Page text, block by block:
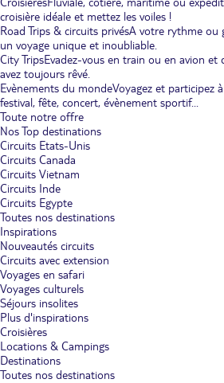
croisière idéale et mettez les voiles !
Road Trips & circuits privésA votre rythme ou
un voyage unique et inoubliable.
City TripsEvadez-vous en train ou en avion et
avez toujours rêvé.
Evènements du mondeVoyagez et participez
festival, fête, concert, évènement sportif...
Toute notre offre
Nos Top destinations
Circuits Etats-Unis
Circuits Canada
Circuits Vietnam
Circuits Inde
Circuits Egypte
Toutes nos destinations
Inspirations
Nouveautés circuits
Circuits avec extension
Voyages en safari
Voyages culturels
Séjours insolites
Plus d'inspirations
Croisières
Locations & Campings
Destinations
Toutes nos destinations